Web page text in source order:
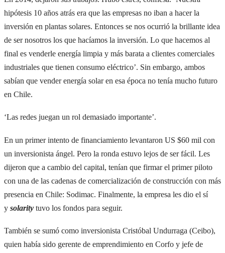
hipótesis 10 años atrás era que las empresas no iban a hacer la
inversión en plantas solares. Entonces se nos ocurrió la brillante idea
de ser nosotros los que hacíamos la inversión. Lo que hacemos al
final es venderle energía limpia y más barata a clientes comerciales
industriales que tienen consumo eléctrico’. Sin embargo, ambos
sabían que vender energía solar en esa época no tenía mucho futuro
en Chile.
‘Las redes juegan un rol demasiado importante’.
En un primer intento de financiamiento levantaron US $60 mil con
un inversionista ángel. Pero la ronda estuvo lejos de ser fácil. Les
dijeron que a cambio del capital, tenían que firmar el primer piloto
con una de las cadenas de comercialización de construcción con más
presencia en Chile: Sodimac. Finalmente, la empresa les dio el sí
y solarity tuvo los fondos para seguir.
También se sumó como inversionista Cristóbal Undurraga (Ceibo),
quien había sido gerente de emprendimiento en Corfo y jefe de